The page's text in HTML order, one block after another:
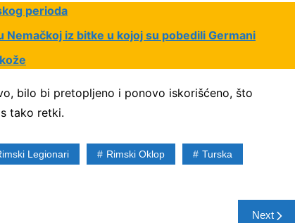
perioda
iz bitke u kojoj su pobedili Germani
bilo bi pretopljeno i ponovo iskorišćeno, što
tako retki.
Legionari Rimski Oklop Turska
Next